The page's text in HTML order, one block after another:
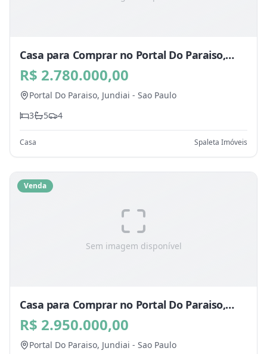
Casa para Comprar no Portal Do Paraiso,
Jundiai - SP
R$ 2.780.000,00
Portal Do Paraiso, Jundiai - Sao Paulo
3
5 4
Casa Spaleta Imóveis
Sem imagem disponível
Venda
Casa para Comprar no Portal Do Paraiso,
Jundiai - SP
R$ 2.950.000,00
Portal Do Paraiso, Jundiai - Sao Paulo